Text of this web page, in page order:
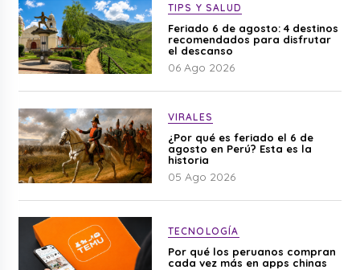
TIPS Y SALUD
Feriado 6 de agosto: 4 destinos
recomendados para disfrutar
el descanso
06 Ago 2026
VIRALES
¿Por qué es feriado el 6 de
agosto en Perú? Esta es la
historia
05 Ago 2026
TECNOLOGÍA
Por qué los peruanos compran
cada vez más en apps chinas